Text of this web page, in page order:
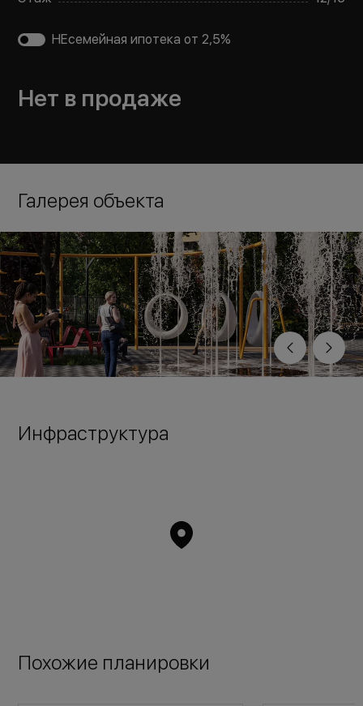
НЕсемейная ипотека от 2,5%
Нет в продаже
Галерея объекта
Инфраструктура
Похожие планировки